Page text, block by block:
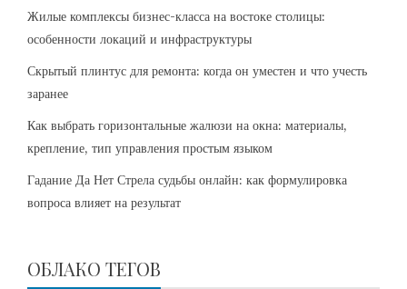
Жилые комплексы бизнес-класса на востоке столицы:
особенности локаций и инфраструктуры
Скрытый плинтус для ремонта: когда он уместен и что учесть
заранее
Как выбрать горизонтальные жалюзи на окна: материалы,
крепление, тип управления простым языком
Гадание Да Нет Стрела судьбы онлайн: как формулировка
вопроса влияет на результат
ОБЛАКО ТЕГОВ